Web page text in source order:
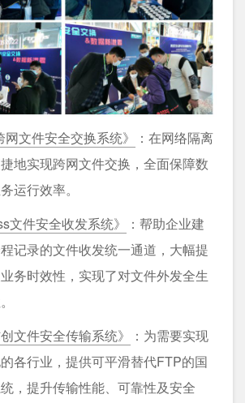
网文件安全交换系统》
：在网络隔离
地实现跨网文件交换，全面保障数
运行效率。
文件安全收发系统》
：帮助企业建
记录的文件收发统一通道，大幅提
务时效性，实现了对文件外发全生
文件安全传输系统》
：为需要实现
各行业，提供可平滑替代FTP的国
，提升传输性能、可靠性及安全